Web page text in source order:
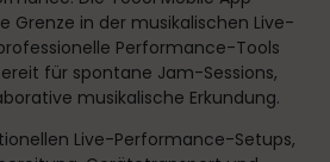
Grenze in der musikalischen Live-
Performance-Tools
für spontane Jam-Sessions,
musikalische Erkundung.
Live-Performance-Setups,